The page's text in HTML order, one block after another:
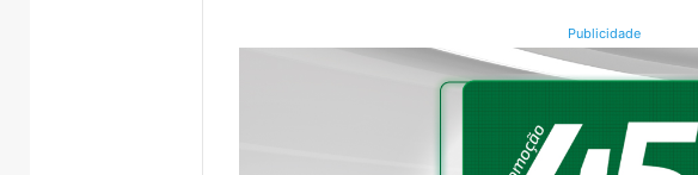
Publicidade